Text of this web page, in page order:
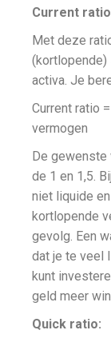
Current
Met deze
(kortlopende)
activa. Je
Current ratio
vermogen
De
de 1 en 1,5.
niet liquide
kortlopende
gevolg. Een
dat je te veel
kunt
geld meer
Quick ratio: